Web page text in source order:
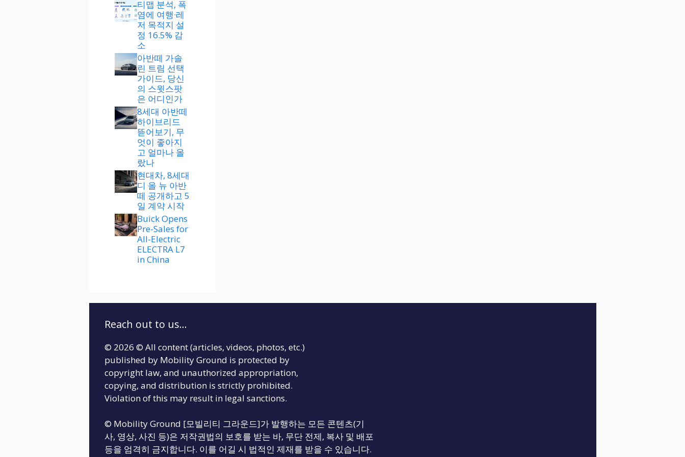
티맵 분석, 폭
염에 여행·레
저 목적지 설
정 16.5% 감
소
아반떼 가솔
린 트림 선택
가이드, 당신
의 스윗스팟
은 어디인가
8세대 아반떼
하이브리드
뜯어보기, 무
엇이 좋아지
고 얼마나 올
랐나
현대차, 8세대
디 올 뉴 아반
떼 공개하고 5
일 계약 시작
Buick Opens
Pre-Sales for
All-Electric
ELECTRA L7
in China
Reach out to us...
© 2026 © All content (articles, videos, photos, etc.)
published by Mobility Ground is protected by
copyright law, and unauthorized appropriation,
copying, and distribution is strictly prohibited.
Violation of this may result in legal sanctions.
© Mobility Ground [모빌리티 그라운드]가 발행하는 모든 콘텐츠(기
사, 영상, 사진 등)은 저작권법의 보호를 받는 바, 무단 전제, 복사 및 배포
등을 엄격히 금지합니다. 이를 어길 시 법적인 제재를 받을 수 있습니다.